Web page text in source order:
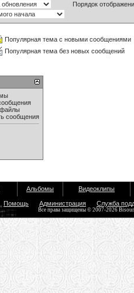
Порядок
Популярная тема с новыми сообщениями
Популярная тема без новых сообщений
файлы
сообщения
Альбомы Видеоклипы
Помощь Администрация Служба
Все права защищены © 2007-2026